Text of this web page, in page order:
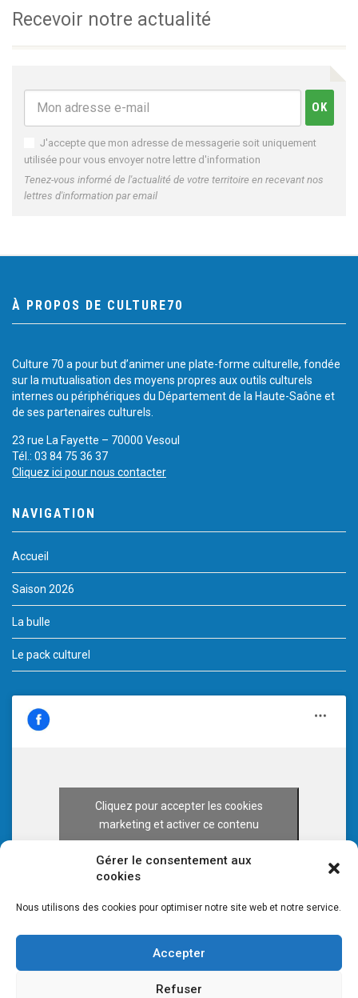
Gérer le consentement aux
cookies
Nous utilisons des cookies pour optimiser notre site web et notre service.
Accepter
Refuser
Recevoir notre actualité
J'accepte que mon adresse de messagerie soit uniquement
utilisée pour vous envoyer notre lettre d'information
Tenez-vous informé de l'actualité de votre territoire en recevant nos
lettres d'information par email
À PROPOS DE CULTURE70
Culture 70 a pour but d’animer une plate-forme culturelle, fondée
sur la mutualisation des moyens propres aux outils culturels
internes ou périphériques du Département de la Haute-Saône et
de ses partenaires culturels.
23 rue La Fayette – 70000 Vesoul
Tél.: 03 84 75 36 37
Cliquez ici pour nous contacter
NAVIGATION
Accueil
Saison 2026
La bulle
Le pack culturel
Cliquez pour accepter les cookies
marketing et activer ce contenu